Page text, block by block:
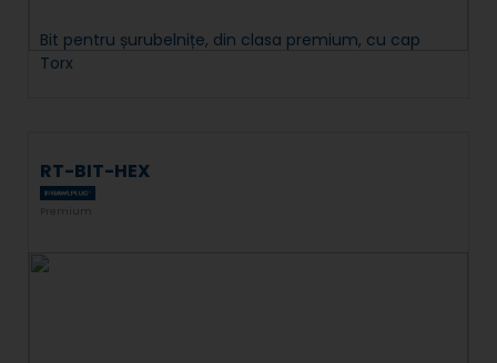
Bit pentru șurubelnițe, din clasa premium, cu cap
Torx
RT-BIT-HEX
Premium